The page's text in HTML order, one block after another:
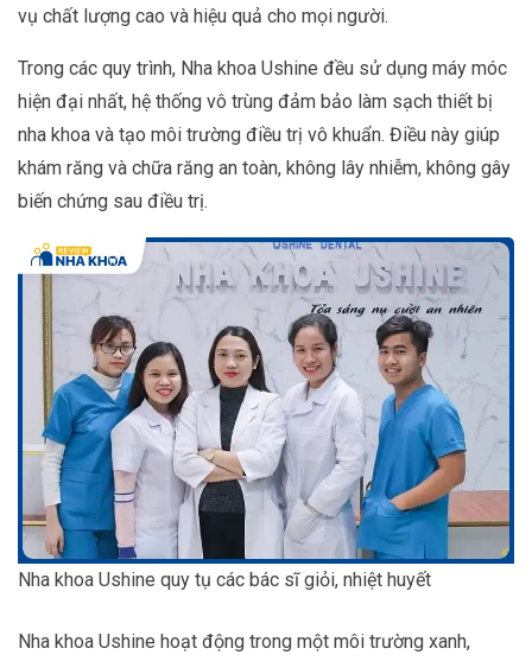
vụ chất lượng cao và hiệu quả cho mọi người.
Trong các quy trình, Nha khoa Ushine đều sử dụng máy móc
hiện đại nhất, hệ thống vô trùng đảm bảo làm sạch thiết bị
nha khoa và tạo môi trường điều trị vô khuẩn. Điều này giúp
khám răng và chữa răng an toàn, không lây nhiễm, không gây
biến chứng sau điều trị.
Nha khoa Ushine quy tụ các bác sĩ giỏi, nhiệt huyết
Nha khoa Ushine hoạt động trong một môi trường xanh,